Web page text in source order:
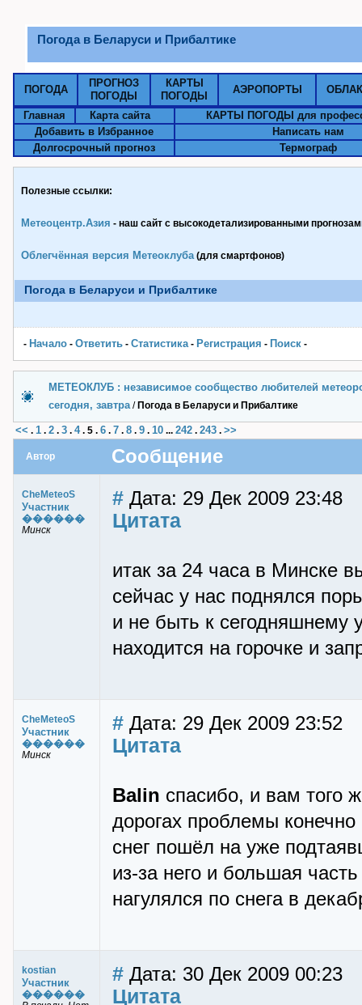
Погода в Беларуси и Прибалтике
ПОГОДА
ПРОГНОЗ
ПОГОДЫ
КАРТЫ
ПОГОДЫ
АЭРОПОРТЫ
Главная Карта сайта
КАРТЫ ПОГОДЫ для
Добавить в Избранное
Написать нам
Долгосрочный прогноз
Термограф
Полезные ссылки:
Метеоцентр.Азия - наш сайт с высокодетализированными
Облегчённая версия Метеоклуба(для смартфонов)
Погода в Беларуси и Прибалтике
- Начало - Ответить - Статистика- Pегистрация - Поиск -
МЕТЕОКЛУБ : независимое сообщество любителей
сегодня, завтра/ Погода в Беларуси и Прибалтике
<< . 1 . 2 . 3 . 4. 5 . 6 . 7 . 8 . 9 . 10 ... 242 . 243 . >>
Автор Сообщение
CheMeteoS
Участник
������
Минск
# Дата: 29 Дек 2009 23:48
Цитата
итак за 24 часа в Минске
сейчас у нас поднялся
и не быть к сегодняшнему
находится на горочке и
CheMeteoS
Участник
������
Минск
# Дата: 29 Дек 2009 23:52
Цитата
Balin спасибо, и вам того
дорогах проблемы конечно
снег пошёл на уже
из-за него и большая
нагулялся по снега в
kostian
Участник
������
# Дата: 30 Дек 2009 00:23
Цитата